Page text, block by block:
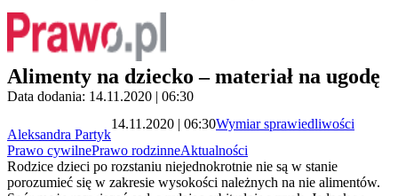
Alimenty na dziecko – materiał na ugodę
Data dodania: 14.11.2020 | 06:30
Aleksandra Partyk
14.11.2020 | 06:30Wymiar sprawiedliwości
Prawo cywilnePrawo rodzinneAktualności
Rodzice dzieci po rozstaniu niejednokrotnie nie są w stanie
porozumieć się w zakresie wysokości należnych na nie alimentów.